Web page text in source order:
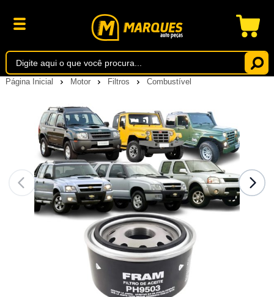
Página Inicial Motor Filtros Combustível